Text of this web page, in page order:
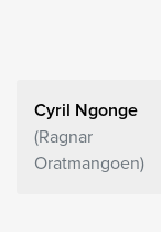
Cyril Ngonge
Ragnar
Oratmangoen